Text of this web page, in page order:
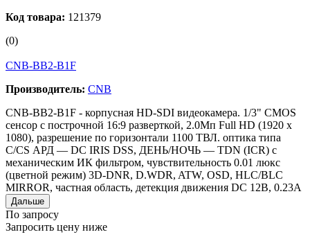
Код товара: 121379
(0)
CNB-BB2-B1F
Производитель: CNB
CNB-BB2-B1F - корпусная HD-SDI видеокамера. 1/3" CMOS
сенсор с построчной 16:9 разверткой, 2.0Мп Full HD (1920 x
1080), разрешение по горизонтали 1100 TВЛ. оптика типа
C/CS АРД — DC IRIS DSS, ДЕНЬ/НОЧЬ — TDN (ICR) с
механическим ИК фильтром, чувствительность 0.01 люкс
(цветной режим) 3D-DNR, D.WDR, ATW, OSD, HLC/BLC
MIRROR, частная область, детекция движения DC 12B, 0.23A
Дальше
По запросу
Запросить цену ниже